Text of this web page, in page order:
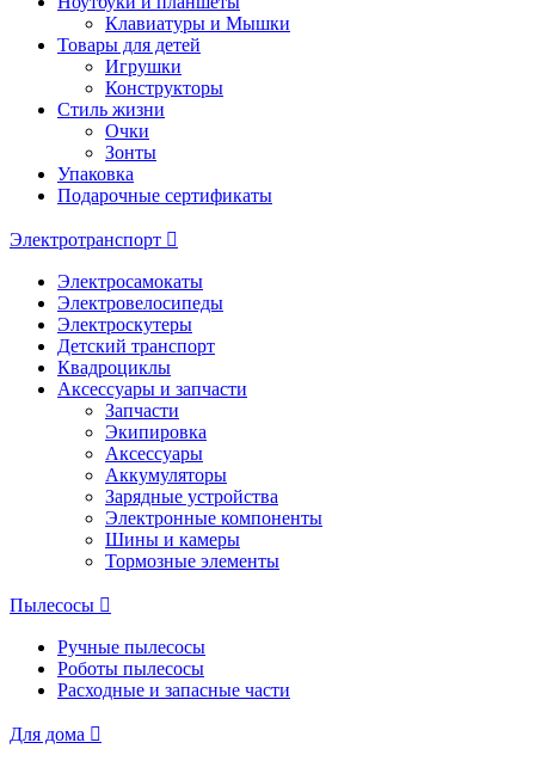
Клавиатуры и Мышки
Товары для детей
Игрушки
Конструкторы
Стиль жизни
Очки
Зонты
Упаковка
Подарочные сертификаты
Электротранспорт
Электросамокаты
Электровелосипеды
Электроскутеры
Детский транспорт
Квадроциклы
Аксессуары и запчасти
Запчасти
Экипировка
Аксессуары
Аккумуляторы
Зарядные устройства
Электронные компоненты
Шины и камеры
Тормозные элементы
Пылесосы
Ручные пылесосы
Роботы пылесосы
Расходные и запасные части
Для дома